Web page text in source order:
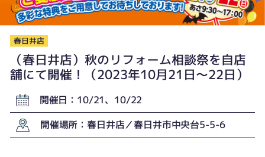
春日井店
（春日井店）秋のリフォーム相談祭を自店
舗にて開催！（2023年10月21日〜22日）
開催日：10/21、10/22
開催場所：春日井店／春日井市中央台5-5-6